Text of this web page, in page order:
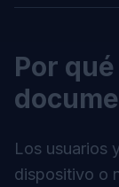
Por
Los usuarios
dispositivo o